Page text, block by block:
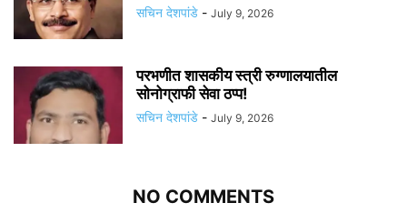
सचिन देशपांडे - July 9, 2026
परभणीत शासकीय स्त्री रुग्णालयातील
सोनोग्राफी सेवा ठप्प!
सचिन देशपांडे - July 9, 2026
NO COMMENTS